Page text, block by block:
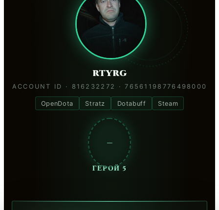
rtyrg
ACCOUNT ID · 816232272 · 76561198776498000
OpenDota Stratz Dotabuff Steam
—
ГЕРОЙ 5